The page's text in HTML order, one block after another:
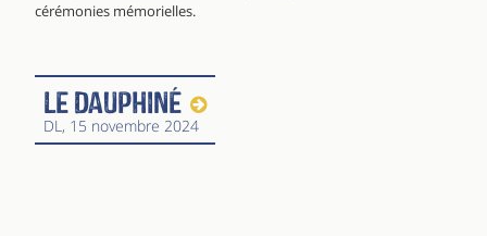
cérémonies mémorielles.
Le Dauphiné
DL, 15 novembre 2024